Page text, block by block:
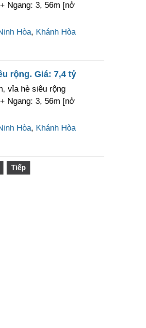
Ngang: 3, 56m [nở
Hòa, Khánh Hòa
rộng. Giá: 7,4 tỷ
vỉa hè siêu rộng
Ngang: 3, 56m [nở
Hòa, Khánh Hòa
Tiếp